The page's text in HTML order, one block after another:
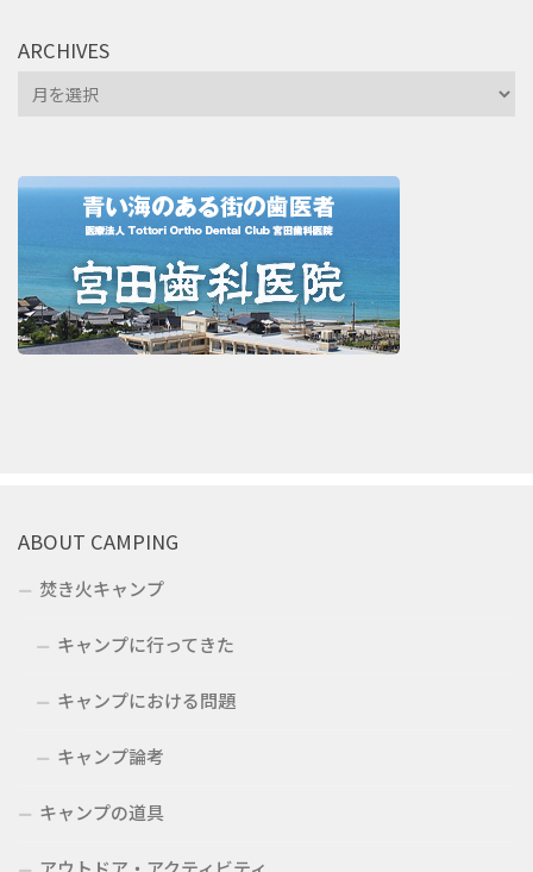
ARCHIVES
Archives
ABOUT CAMPING
焚き火キャンプ
キャンプに行ってきた
キャンプにおける問題
キャンプ論考
キャンプの道具